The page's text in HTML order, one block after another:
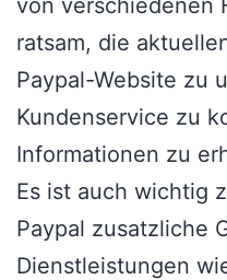
ratsam, die
Paypal-Website zu
Kundenservice zu
Informationen zu
Es ist auch wichtig
Paypal zusatzliche
Dienstleistungen